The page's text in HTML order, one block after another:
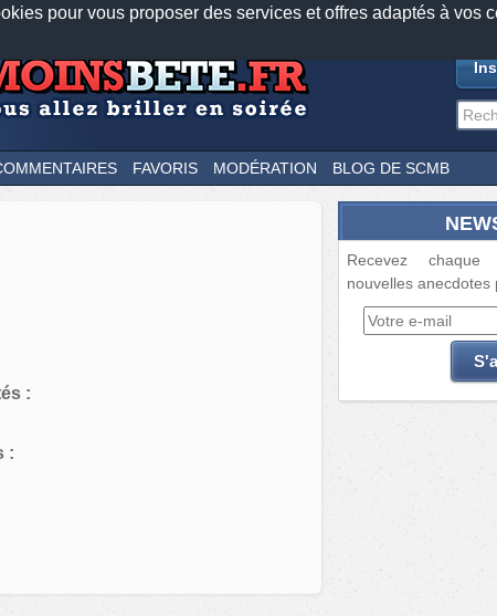
pour vous proposer des services et offres adaptés à vos
mobiles Newsletter Facebook
TwitterFeeds18885
FAVORIS MODÉRATION BLOG DE SCMB
:
:
Recevez
nouvelles anecdotes